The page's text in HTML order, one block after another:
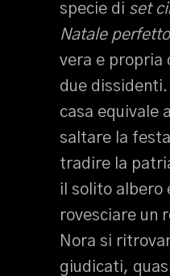
specie di set
Natale perfetto
vera e propria
due
casa equivale
saltare la
tradire la
il solito albero
rovesciare un
Nora si
giudicati,